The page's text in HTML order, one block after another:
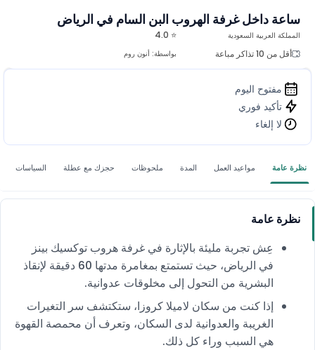
ساعة داخل غرفة الهروب البن السام في الرياض
⭐ 4.0
أقل من 10 تذاكر مباعة
بواسطة: أنون روم
المملكة العربية السعودية
مفتوح اليوم
تأكيد فوري
لا إلغاء
نظرة عامة مواعيد العمل المدة ملحوظات حجزك مع عطلة السياسات
نظرة عامة
عِش تجربة مليئة بالإثارة في غرفة هروب توكسيك بينز
في الرياض، حيث تستمتع بمغامرة مدتها 60 دقيقة لإنقاذ
البشرية من التحول إلى مخلوقات عدوانية.
إذا كنت من سكان لاميلا كروزا، ستكتشف سر التغيرات
الغريبة والعدوانية لدى السكان، وتعرف أن محمصة القهوة
هي السبب وراء كل ذلك.